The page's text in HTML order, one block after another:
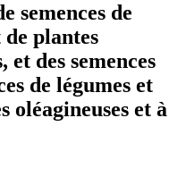
semences de
de plantes
et des semences
de légumes et
oléagineuses et à